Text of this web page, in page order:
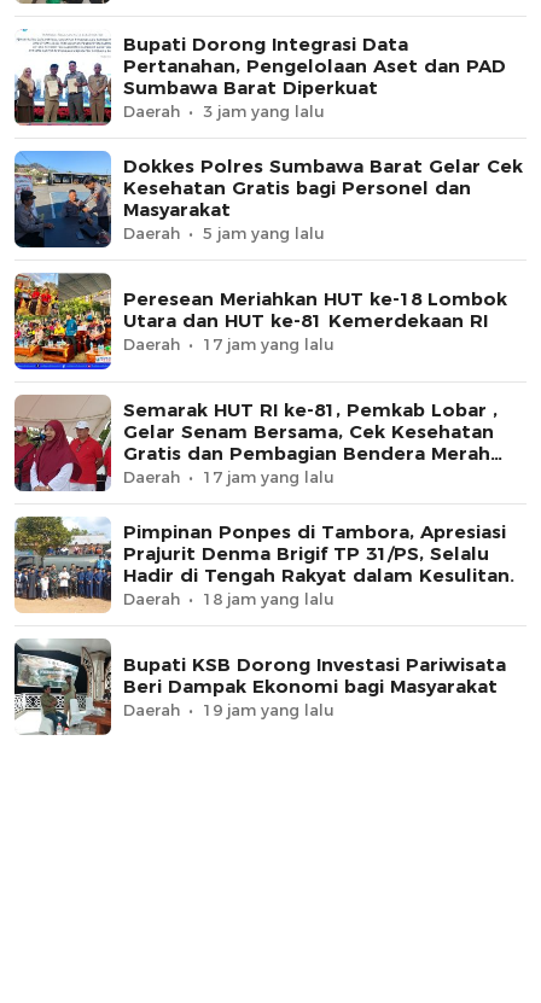
Bupati Dorong Integrasi Data
Pertanahan, Pengelolaan Aset dan PAD
Sumbawa Barat Diperkuat
Daerah 3 jam yang lalu
Dokkes Polres Sumbawa Barat Gelar Cek
Kesehatan Gratis bagi Personel dan
Masyarakat
Daerah 5 jam yang lalu
Peresean Meriahkan HUT ke-18 Lombok
Utara dan HUT ke-81 Kemerdekaan RI
Daerah 17 jam yang lalu
Semarak HUT RI ke-81, Pemkab Lobar ,
Gelar Senam Bersama, Cek Kesehatan
Gratis dan Pembagian Bendera Merah
Putih
Daerah 17 jam yang lalu
Pimpinan Ponpes di Tambora, Apresiasi
Prajurit Denma Brigif TP 31/PS, Selalu
Hadir di Tengah Rakyat dalam Kesulitan.
Daerah 18 jam yang lalu
Bupati KSB Dorong Investasi Pariwisata
Beri Dampak Ekonomi bagi Masyarakat
Daerah 19 jam yang lalu